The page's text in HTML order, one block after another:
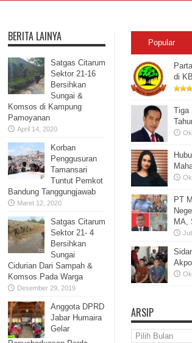
BERITA LAINYA
Satgas Citarum
Sektor 21-16
Bersihkan
Sungai &
Komsos di Kampung
Pamoyanan
April 14, 2020
Korban
Penggusuran
Tamansari
Tuntut Pemkot
Bandung Tanggungjawab
Maret 12, 2020
Satgas Citarum
Sektor 21- 4
Bersihkan
Sungai
Cidurian Dari Sampah &
Komsos Pada Warga
Desember 29, 2019
Anggota DPRD
Jabar Humaira
Gelar
Popular
di
Tiga
PT
MA,
ARSIP
Arsip